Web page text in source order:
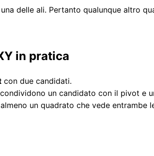
delle ali. Pertanto qualunque altro
in pratica
con due candidati.
un candidato con il pivot e
un quadrato che vede